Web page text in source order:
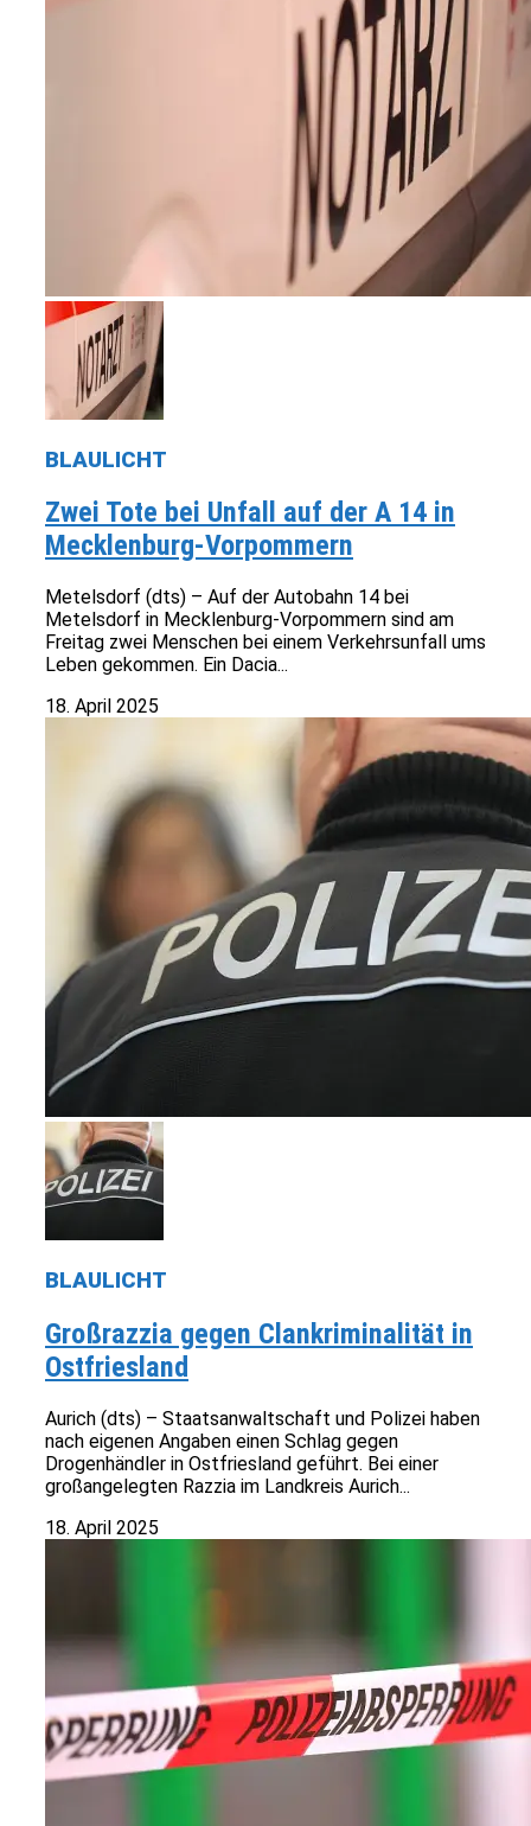
BLAULICHT
Zwei Tote bei Unfall auf der A 14 in
Mecklenburg-Vorpommern
Metelsdorf (dts) – Auf der Autobahn 14 bei
Metelsdorf in Mecklenburg-Vorpommern sind am
Freitag zwei Menschen bei einem Verkehrsunfall ums
Leben gekommen. Ein Dacia...
18. April 2025
BLAULICHT
Großrazzia gegen Clankriminalität in
Ostfriesland
Aurich (dts) – Staatsanwaltschaft und Polizei haben
nach eigenen Angaben einen Schlag gegen
Drogenhändler in Ostfriesland geführt. Bei einer
großangelegten Razzia im Landkreis Aurich...
18. April 2025